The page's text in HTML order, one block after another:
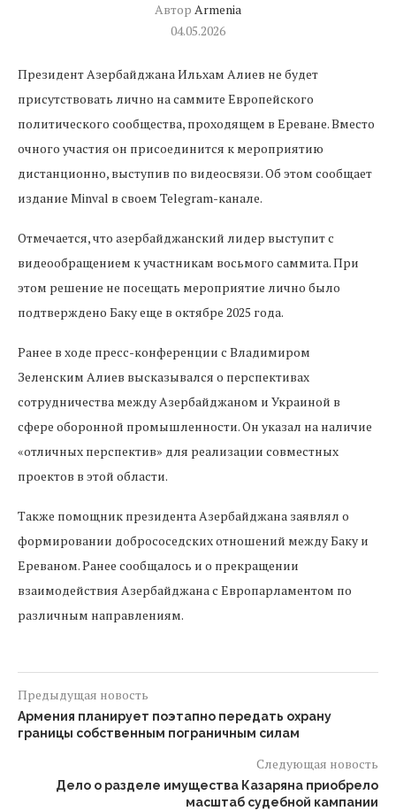
Автор Armenia
04.05.2026
Президент Азербайджана Ильхам Алиев не будет
присутствовать лично на саммите Европейского
политического сообщества, проходящем в Ереване. Вместо
очного участия он присоединится к мероприятию
дистанционно, выступив по видеосвязи. Об этом сообщает
издание Minval в своем Telegram-канале.
Отмечается, что азербайджанский лидер выступит с
видеообращением к участникам восьмого саммита. При
этом решение не посещать мероприятие лично было
подтверждено Баку еще в октябре 2025 года.
Ранее в ходе пресс-конференции с Владимиром
Зеленским Алиев высказывался о перспективах
сотрудничества между Азербайджаном и Украиной в
сфере оборонной промышленности. Он указал на наличие
«отличных перспектив» для реализации совместных
проектов в этой области.
Также помощник президента Азербайджана заявлял о
формировании добрососедских отношений между Баку и
Ереваном. Ранее сообщалось и о прекращении
взаимодействия Азербайджана с Европарламентом по
различным направлениям.
Предыдущая новость
Армения планирует поэтапно передать охрану
границы собственным пограничным силам
Следующая новость
Дело о разделе имущества Казаряна приобрело
масштаб судебной кампании